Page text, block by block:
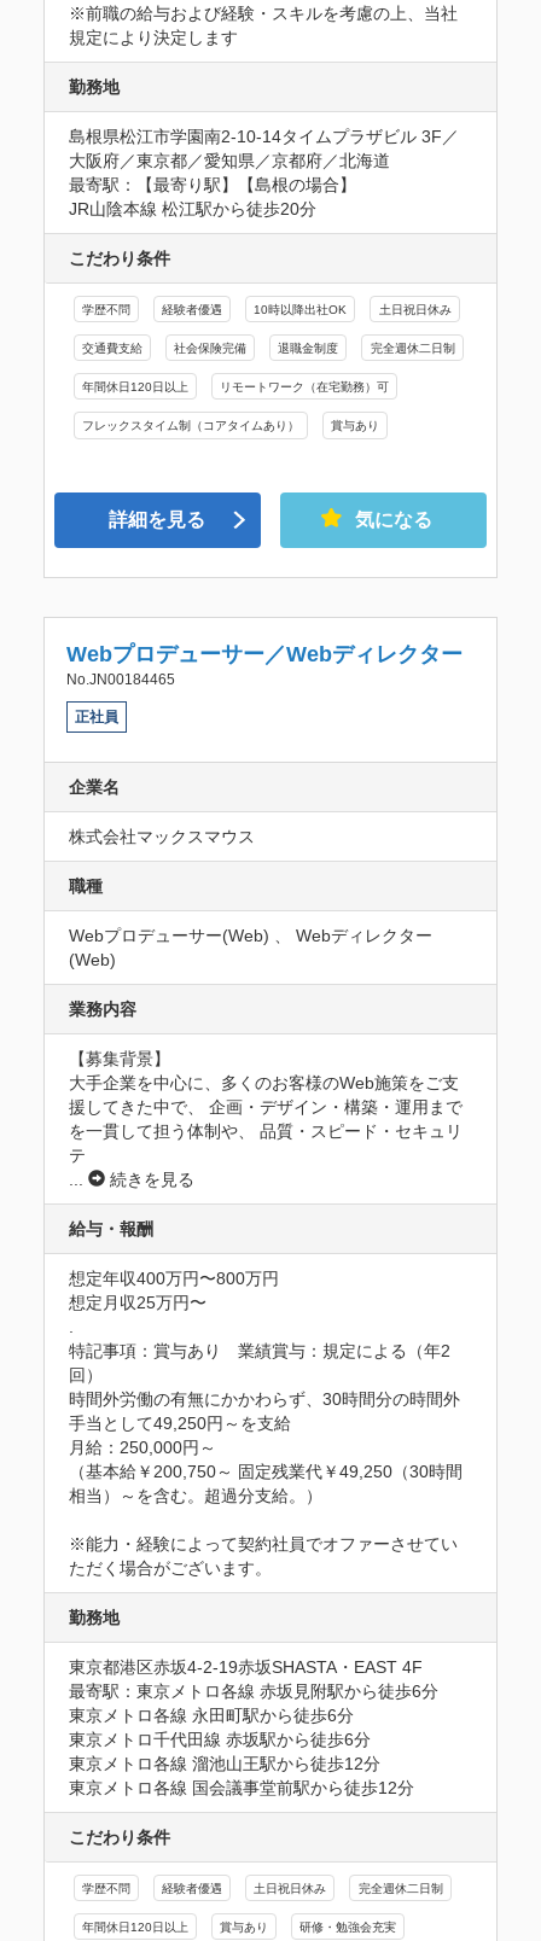
※前職の給与および経験・スキルを考慮の上、当社
規定により決定します
勤務地
島根県松江市学園南2-10-14タイムプラザビル 3F／
大阪府／東京都／愛知県／京都府／北海道
最寄駅：【最寄り駅】【島根の場合】
JR山陰本線 松江駅から徒歩20分
こだわり条件
学歴不問 経験者優遇 10時以降出社OK 土日祝日休み
交通費支給 社会保険完備 退職金制度 完全週休二日制
年間休日120日以上 リモートワーク（在宅勤務）可
フレックスタイム制（コアタイムあり） 賞与あり
詳細を見る 気になる
Webプロデューサー／Webディレクター
No.JN00184465
正社員
企業名
株式会社マックスマウス
職種
Webプロデューサー(Web) 、 Webディレクター
(Web)
業務内容
【募集背景】
大手企業を中心に、多くのお客様のWeb施策をご支
援してきた中で、 企画・デザイン・構築・運用まで
を一貫して担う体制や、 品質・スピード・セキュリ
テ
続きを見る
給与・報酬
想定年収400万円〜800万円
想定月収25万円〜
特記事項：賞与あり　業績賞与：規定による（年2
回）
時間外労働の有無にかかわらず、30時間分の時間外
手当として49,250円～を支給
月給：250,000円～
（基本給￥200,750～ 固定残業代￥49,250（30時間
相当）～を含む。超過分支給。）
※能力・経験によって契約社員でオファーさせてい
ただく場合がございます。
勤務地
東京都港区赤坂4-2-19赤坂SHASTA・EAST 4F
最寄駅：東京メトロ各線 赤坂見附駅から徒歩6分
東京メトロ各線 永田町駅から徒歩6分
東京メトロ千代田線 赤坂駅から徒歩6分
東京メトロ各線 溜池山王駅から徒歩12分
東京メトロ各線 国会議事堂前駅から徒歩12分
こだわり条件
学歴不問 経験者優遇 土日祝日休み 完全週休二日制
年間休日120日以上 賞与あり 研修・勉強会充実